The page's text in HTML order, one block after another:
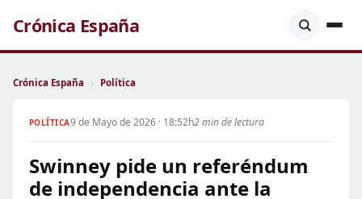
Crónica España
Crónica España › Política
POLÍTICA9 de Mayo de 2026 · 18:52h2 min de lectura
Swinney pide un referéndum
de independencia ante la